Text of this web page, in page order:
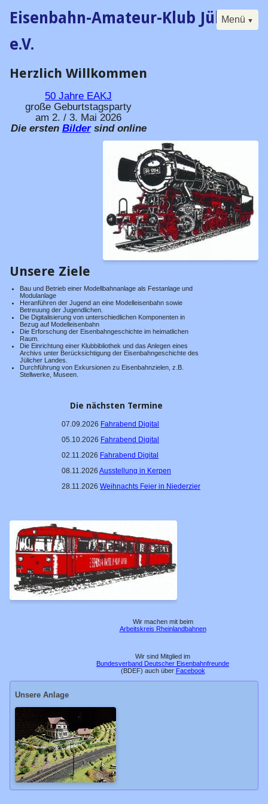
Menü
Eisenbahn-Amateur-Klub Jülich
e.V.
Navigation
Start
Buch
Forum
Bücherei
Presse
WDR
Ehrenpreis
50 Jahre EAKJ
40 Jahre EAKJ
30 Jahre EAKJ
Große Fahrzeuge
Vorbild-Fotos
02.05.2026
17.04.2016
17.11.2013
13.11.2011
20.10.2006
Awanst. Zunft
Bf Königsbach
Hp Malzmühle
Bf Warstein
Bf Bitburg
Herzlich Willkommen
50 Jahre EAKJ
große Geburtstagsparty
am 2. / 3. Mai 2026
Die ersten Bildersind online
Unsere Ziele
Bau und Betrieb einer Modellbahnanlage als Festanlage und
Modulanlage
Heranführen der Jugend an eine Modelleisenbahn sowie
Betreuung der Jugendlichen.
Die Digitalisierung von unterschiedlichen Komponenten in
Bezug auf Modelleisenbahn
Die Erforschung der Eisenbahngeschichte im heimatlichen
Raum.
Die Einrichtung einer Klubbibliothek und das Anlegen eines
Archivs unter Berücksichtigung der Eisenbahngeschichte des
Jülicher Landes.
Durchführung von Exkursionen zu Eisenbahnzielen, z.B.
Stellwerke, Museen.
Die nächsten Termine
07.09.2026 Fahrabend Digital
05.10.2026 Fahrabend Digital
02.11.2026 Fahrabend Digital
08.11.2026 Ausstellung in Kerpen
28.11.2026 Weihnachts Feier in Niederzier
Wir machen mit beim
Arbeitskreis Rheinlandbahnen
Wir sind Mitglied im
Bundesverband Deutscher Eisenbahnfreunde
(BDEF) auch über Facebook
Unsere Anlage